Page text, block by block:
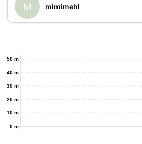
M mimimehl
0 m
10 m
20 m
30 m
40 m
50 m